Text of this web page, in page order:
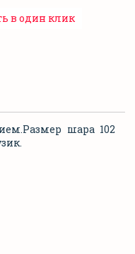
в один клик
шара 102